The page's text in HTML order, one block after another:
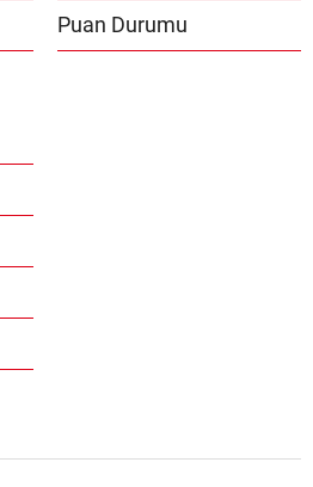
Puan Durumu